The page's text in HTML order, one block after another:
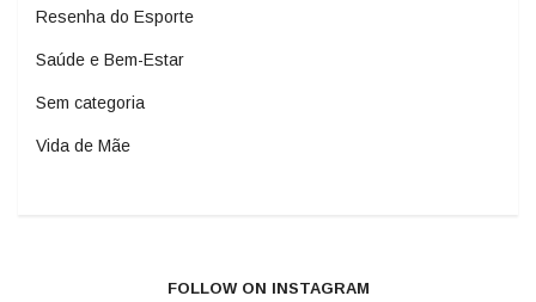
Resenha do Esporte
Saúde e Bem-Estar
Sem categoria
Vida de Mãe
FOLLOW ON INSTAGRAM